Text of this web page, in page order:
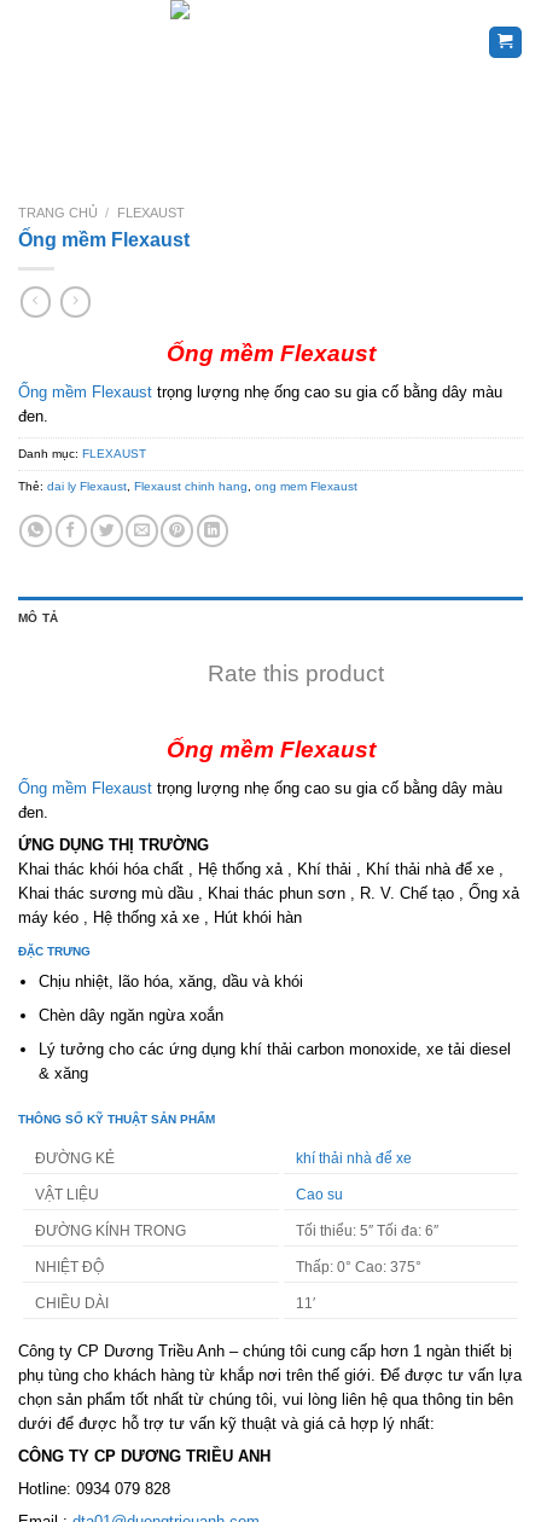
TRANG CHỦ / FLEXAUST
Ống mềm Flexaust
Ống mềm Flexaust
Ống mềm Flexaust trọng lượng nhẹ ống cao su gia cố bằng dây màu
đen.
Danh mục: FLEXAUST
Thẻ: dai ly Flexaust Flexaust chinh hang ong mem Flexaust
MÔ TẢ
Rate this product
Ống mềm Flexaust
Ống mềm Flexaust trọng lượng nhẹ ống cao su gia cố bằng dây màu
đen.
ỨNG DỤNG THỊ TRƯỜNG
Khai thác khói hóa chất , Hệ thống xả , Khí thải , Khí thải nhà để xe ,
Khai thác sương mù dầu , Khai thác phun sơn , R. V. Chế tạo , Ống xả
máy kéo , Hệ thống xả xe , Hút khói hàn
ĐẶC TRƯNG
Chịu nhiệt, lão hóa, xăng, dầu và khói
Chèn dây ngăn ngừa xoắn
Lý tưởng cho các ứng dụng khí thải carbon monoxide, xe tải diesel
& xăng
THÔNG SỐ KỸ THUẬT SẢN PHẨM
ĐƯỜNG KẺ khí thải nhà để xe
VẬT LIỆU Cao su
ĐƯỜNG KÍNH TRONG Tối thiểu: 5″ Tối đa: 6″
NHIỆT ĐỘ Thấp: 0° Cao: 375°
CHIỀU DÀI 11′
Công ty CP Dương Triều Anh – chúng tôi cung cấp hơn 1 ngàn thiết bị
phụ tùng cho khách hàng từ khắp nơi trên thế giới. Để được tư vấn lựa
chọn sản phẩm tốt nhất từ chúng tôi, vui lòng liên hệ qua thông tin bên
dưới để được hỗ trợ tư vấn kỹ thuật và giá cả hợp lý nhất:
CÔNG TY CP DƯƠNG TRIỀU ANH
Hotline: 0934 079 828